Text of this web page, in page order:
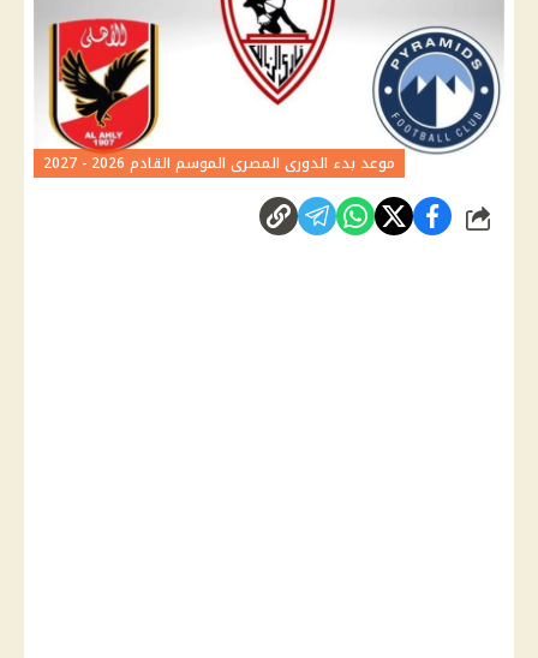
موعد بدء الدورى المصرى الموسم القادم 2026 - 2027
شارك